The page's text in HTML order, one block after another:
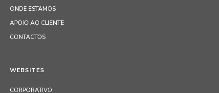
ONDE ESTAMOS
APOIO AO CLIENTE
CONTACTOS
WEBSITES
CORPORATIVO